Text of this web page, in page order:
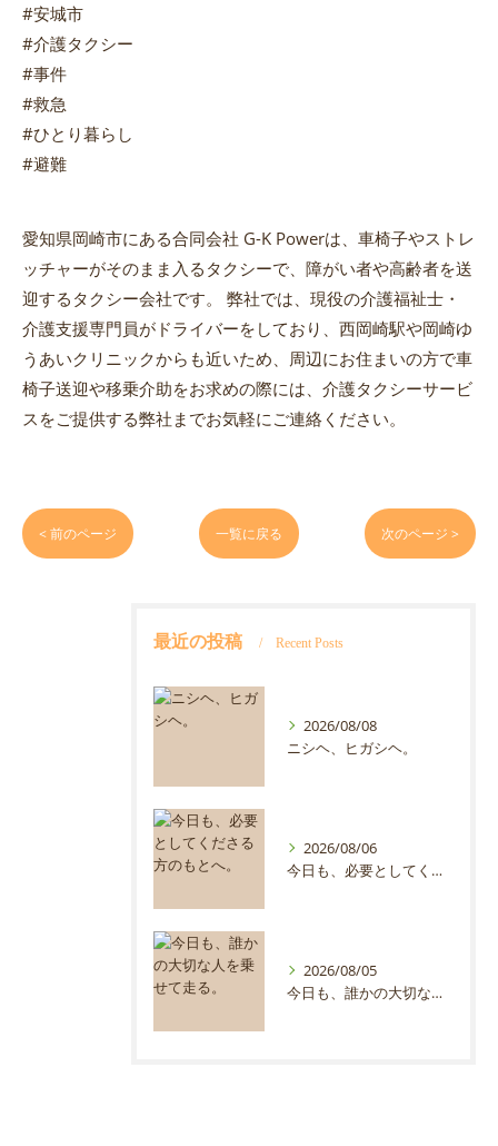
#安城市
#介護タクシー
#事件
#救急
#ひとり暮らし
#避難
愛知県岡崎市にある合同会社 G-K Powerは、車椅子やストレ
ッチャーがそのまま入るタクシーで、障がい者や高齢者を送
迎するタクシー会社です。 弊社では、現役の介護福祉士・
介護支援専門員がドライバーをしており、西岡崎駅や岡崎ゆ
うあいクリニックからも近いため、周辺にお住まいの方で車
椅子送迎や移乗介助をお求めの際には、介護タクシーサービ
スをご提供する弊社までお気軽にご連絡ください。
< 前のページ 一覧に戻る 次のページ >
最近の投稿 Recent Posts
2026/08/08
ニシヘ、ヒガシヘ。
2026/08/06
今日も、必要としてくださる方のもとへ。
2026/08/05
今日も、誰かの大切な人を乗せて走る。